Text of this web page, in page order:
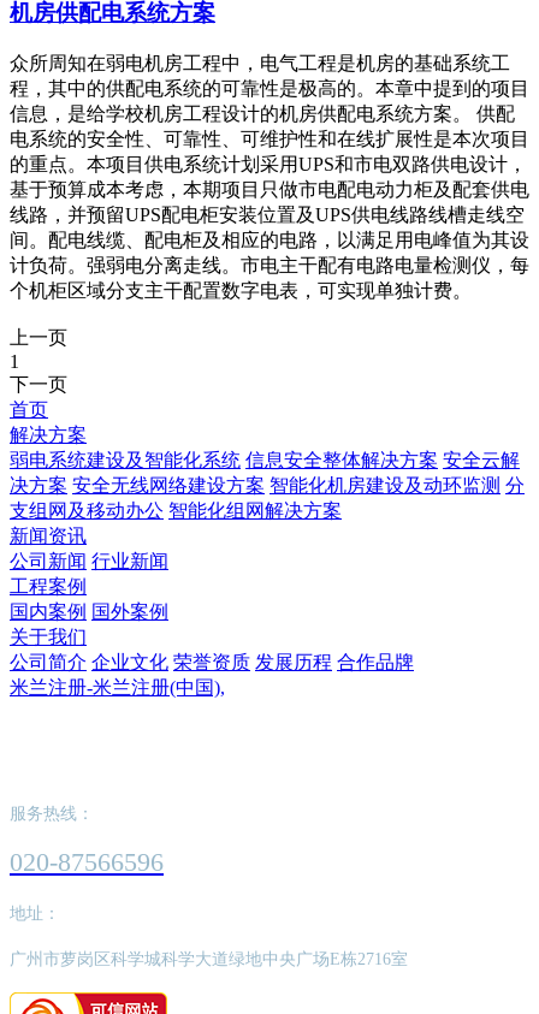
机房供配电系统方案
众所周知在弱电机房工程中，电气工程是机房的基础系统工
程，其中的供配电系统的可靠性是极高的。本章中提到的项目
信息，是给学校机房工程设计的机房供配电系统方案。 供配
电系统的安全性、可靠性、可维护性和在线扩展性是本次项目
的重点。本项目供电系统计划采用UPS和市电双路供电设计，
基于预算成本考虑，本期项目只做市电配电动力柜及配套供电
线路，并预留UPS配电柜安装位置及UPS供电线路线槽走线空
间。配电线缆、配电柜及相应的电路，以满足用电峰值为其设
计负荷。强弱电分离走线。市电主干配有电路电量检测仪，每
个机柜区域分支主干配置数字电表，可实现单独计费。
上一页
1
下一页
首页
解决方案
弱电系统建设及智能化系统 信息安全整体解决方案 安全云解
决方案 安全无线网络建设方案 智能化机房建设及动环监测 分
支组网及移动办公 智能化组网解决方案
新闻资讯
公司新闻 行业新闻
工程案例
国内案例 国外案例
关于我们
公司简介 企业文化 荣誉资质 发展历程 合作品牌
米兰注册-米兰注册(中国),
服务热线：
020-87566596
地址：
广州市萝岗区科学城科学大道绿地中央广场E栋2716室